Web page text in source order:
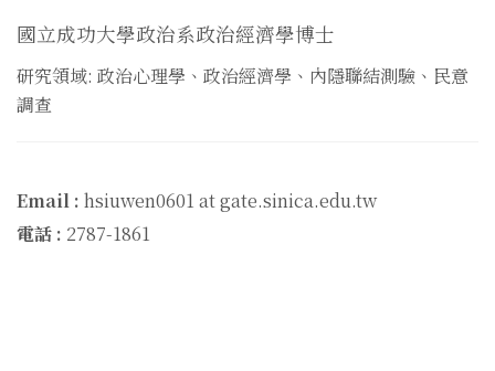
國立成功大學政治系政治經濟學博士
研究領域: 政治心理學、政治經濟學、內隱聯結測驗、民意
調查
Email : hsiuwen0601 at gate.sinica.edu.tw
電話 : 2787-1861